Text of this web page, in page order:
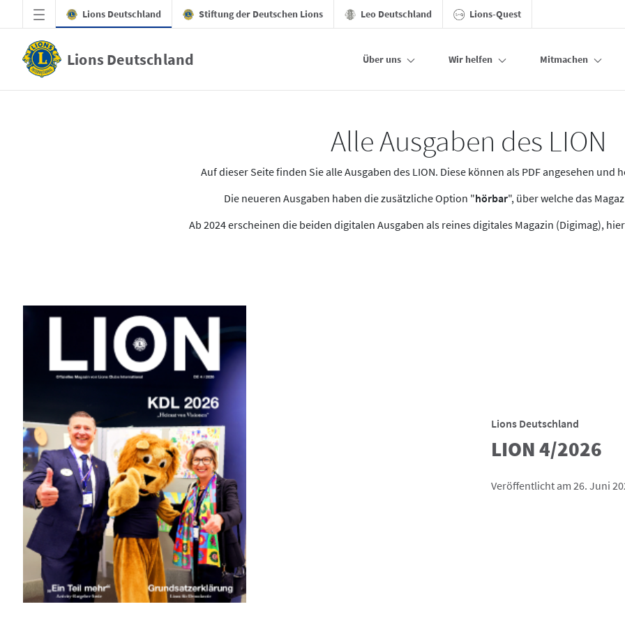
Zum Hauptinhalt springen
Lions Deutschland Stiftung der Deutschen Lions Leo Deutschland Lions-Quest
Lions Deutschland Über uns Wir helfen Mitmachen
Alle Ausgaben des LION
Auf dieser Seite finden Sie alle Ausgaben des LION. Diese können als PDF angesehen und
Die neueren Ausgaben haben die zusätzliche Option "hörbar", über welche das
Ab 2024 erscheinen die beiden digitalen Ausgaben als reines digitales Magazin (Digimag),
Lions Deutschland
LION 4/2026
Veröffentlicht am 26. Juni